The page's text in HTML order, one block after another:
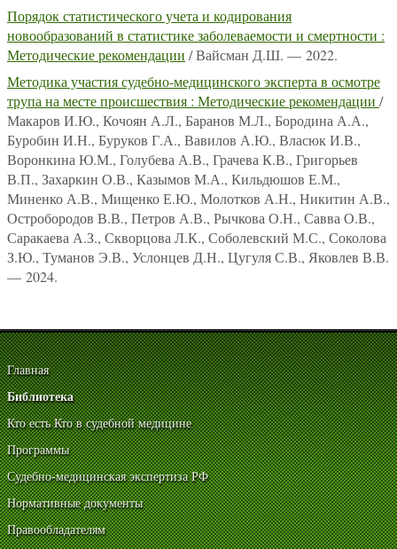
Порядок статистического учета и кодирования
новообразований в статистике заболеваемости и смертности :
Методические рекомендации / Вайсман Д.Ш. — 2022.
Методика участия судебно-медицинского эксперта в осмотре
трупа на месте происшествия : Методические рекомендации /
Макаров И.Ю., Кочоян А.Л., Баранов М.Л., Бородина А.А.,
Буробин И.Н., Буруков Г.А., Вавилов А.Ю., Власюк И.В.,
Воронкина Ю.М., Голубева А.В., Грачева К.В., Григорьев
В.П., Захаркин О.В., Казымов М.А., Кильдюшов Е.М.,
Миненко А.В., Мищенко Е.Ю., Молотков А.Н., Никитин А.В.,
Остробородов В.В., Петров А.В., Рычкова О.Н., Савва О.В.,
Саракаева А.З., Скворцова Л.К., Соболевский М.С., Соколова
З.Ю., Туманов Э.В., Услонцев Д.Н., Цугуля С.В., Яковлев В.В.
— 2024.
Главная
Библиотека
Кто есть Кто в судебной медицине
Программы
Судебно-медицинская экспертиза РФ
Нормативные документы
Правообладателям